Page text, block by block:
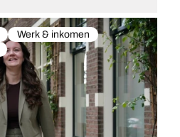
Werk & inkomen